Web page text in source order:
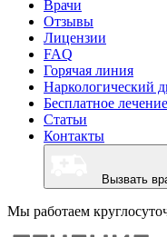
Врачи
Отзывы
Лицензии
FAQ
Горячая линия
Наркологический
Бесплатное
Статьи
Контакты
Вызвать
Мы работаем